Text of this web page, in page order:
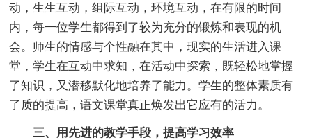
动，生生互动，组际互动，环境互动，在有限的时间
内，每一位学生都得到了较为充分的锻炼和表现的机
会。师生的情感与个性融在其中，现实的生活进入课
堂，学生在互动中求知，在活动中探索，既轻松地掌握
了知识，又潜移默化地培养了能力。学生的整体素质有
了质的提高，语文课堂真正焕发出它应有的活力。
三、用先进的教学手段，提高学习效率